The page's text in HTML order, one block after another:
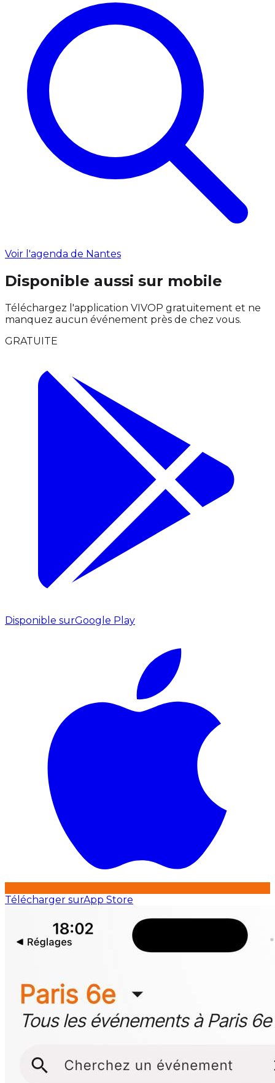
Voir l'agenda de Nantes
Disponible aussi sur mobile
Téléchargez l'application VIVOP gratuitement et ne
manquez aucun événement près de chez vous.
GRATUITE
Disponible surGoogle Play
Télécharger surApp Store